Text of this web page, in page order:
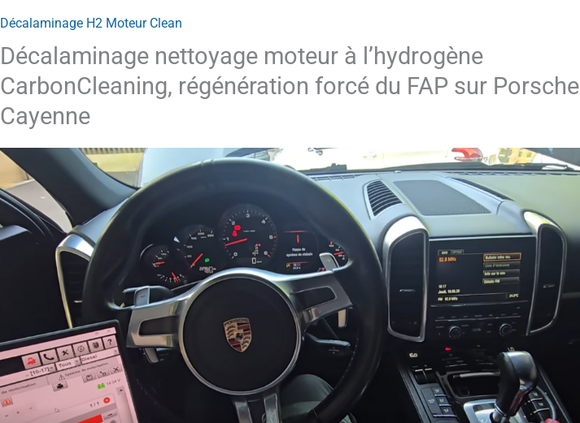
Décalaminage H2 Moteur Clean
Décalaminage nettoyage moteur à l’hydrogène
CarbonCleaning, régénération forcé du FAP sur Porsche
Cayenne